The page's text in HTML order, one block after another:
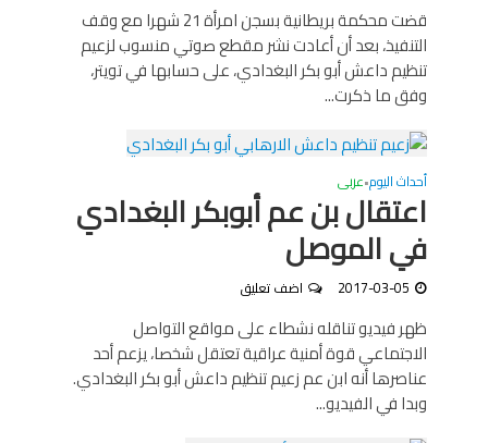
قضت محكمة بريطانية بسجن امرأة 21 شهرا مع وقف
التنفيذ، بعد أن أعادت نشر مقطع صوتي منسوب لزعيم
تنظيم داعش أبو بكر البغدادي، على حسابها في تويتر،
وفق ما ذكرت...
أحداث اليوم•عربى
اعتقال بن عم أبوبكر البغدادي
في الموصل
2017-03-05 اضف تعليق
ظهر فيديو تناقله نشطاء على مواقع التواصل
الاجتماعي قوة أمنية عراقية تعتقل شخصا، يزعم أحد
عناصرها أنه ابن عم زعيم تنظيم داعش أبو بكر البغدادي.
وبدا في الفيديو...